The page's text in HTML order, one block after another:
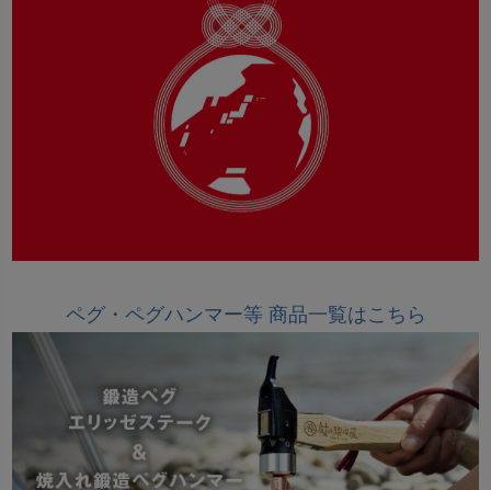
ペグ・ペグハンマー等 商品一覧はこちら